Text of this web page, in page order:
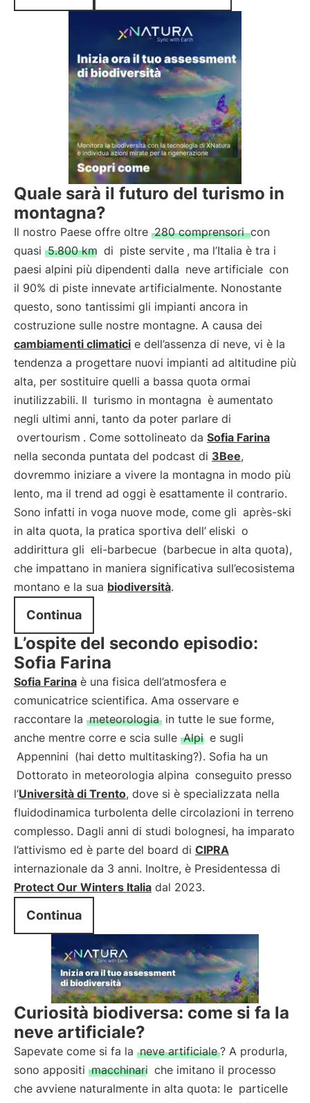
Quale sarà il futuro del turismo in
montagna?
Il nostro Paese offre oltre 280 comprensori con
quasi 5.800 km di piste servite , ma l’Italia è tra i
paesi alpini più dipendenti dalla neve artificiale con
il 90% di piste innevate artificialmente. Nonostante
questo, sono tantissimi gli impianti ancora in
costruzione sulle nostre montagne. A causa dei
cambiamenti climatici e dell’assenza di neve, vi è la
tendenza a progettare nuovi impianti ad altitudine più
alta, per sostituire quelli a bassa quota ormai
inutilizzabili. Il turismo in montagna è aumentato
negli ultimi anni, tanto da poter parlare di
overtourism . Come sottolineato da Sofia Farina
nella seconda puntata del podcast di 3Bee,
dovremmo iniziare a vivere la montagna in modo più
lento, ma il trend ad oggi è esattamente il contrario.
Sono infatti in voga nuove mode, come gli après-ski
in alta quota, la pratica sportiva dell’ eliski o
addirittura gli eli-barbecue (barbecue in alta quota),
che impattano in maniera significativa sull’ecosistema
montano e la sua biodiversità.
Continua
L’ospite del secondo episodio:
Sofia Farina
Sofia Farina è una fisica dell’atmosfera e
comunicatrice scientifica. Ama osservare e
raccontare la meteorologia in tutte le sue forme,
anche mentre corre e scia sulle Alpi e sugli
Appennini (hai detto multitasking?). Sofia ha un
Dottorato in meteorologia alpina conseguito presso
l’Università di Trento, dove si è specializzata nella
fluidodinamica turbolenta delle circolazioni in terreno
complesso. Dagli anni di studi bolognesi, ha imparato
l’attivismo ed è parte del board di CIPRA
internazionale da 3 anni. Inoltre, è Presidentessa di
Protect Our Winters Italia dal 2023.
Continua
Curiosità biodiversa: come si fa la
neve artificiale?
Sapevate come si fa la neve artificiale ? A produrla,
sono appositi macchinari che imitano il processo
che avviene naturalmente in alta quota: le particelle